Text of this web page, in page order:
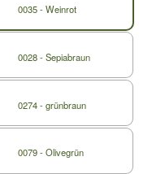
0035 - Weinrot
0028 - Sepiabraun
0274 - grünbraun
0079 - Olivegrün